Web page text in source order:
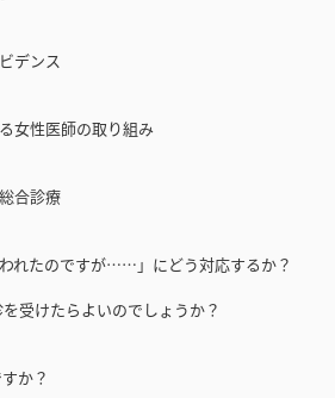
デンス
女性医師の取り組み
合診療
たのですが……」にどう対応するか？
受けたらよいのでしょうか？
か？